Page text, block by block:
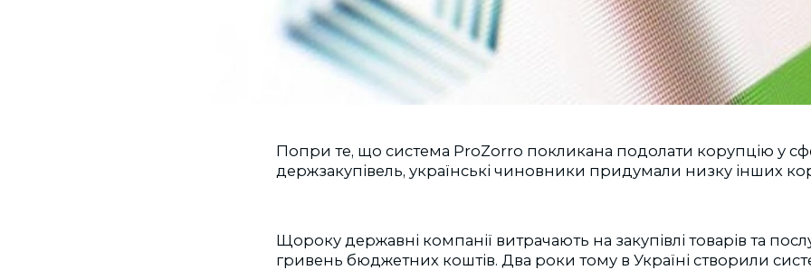
Попри те, що система ProZorro покликана подолати корупцію у
держзакупівель, українські чиновники придумали низку інших
Щороку державні компанії витрачають на закупівлі товарів та
гривень бюджетних коштів. Два роки тому в Україні створили